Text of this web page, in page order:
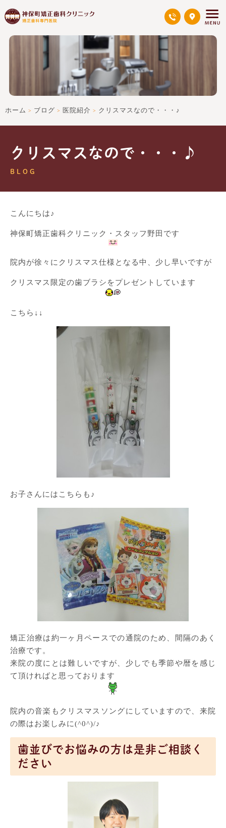
ホーム > ブログ > 医院紹介 > クリスマスなので・・・♪
クリスマスなので・・・♪
BLOG
こんにちは♪
神保町矯正歯科クリニック・スタッフ野田です
院内が徐々にクリスマス仕様となる中、少し早いですが
クリスマス限定の歯ブラシをプレゼントしています
こちら↓↓
お子さんにはこちらも♪
矯正治療は約一ヶ月ペースでの通院のため、間隔のあく
治療です。
来院の度にとは難しいですが、少しでも季節や暦を感じ
て頂ければと思っております
院内の音楽もクリスマスソングにしていますので、来院
の際はお楽しみに(^0^)/♪
歯並びでお悩みの方は是非ご相談く
ださい